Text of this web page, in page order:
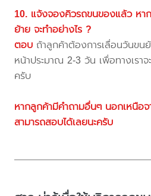
10. แจ้งจองคิวรถขนของแล้ว หา
ย้าย จะทำอย่างไร ?
ตอบ ถ้าลูกค้าต้องการเลื่อนวันข
หน้าประมาณ 2-3 วัน เพื่อทางเรา
ครับ
หากลูกค้ามีคำถามอื่นๆ นอกเหนือ
สามารถสอบได้เลยนะครับ